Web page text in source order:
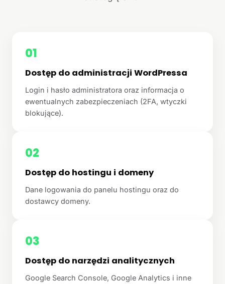
01
Dostęp do administracji WordPressa
Login i hasło administratora oraz informacja o
ewentualnych zabezpieczeniach (2FA, wtyczki
blokujące).
02
Dostęp do hostingu i domeny
Dane logowania do panelu hostingu oraz do
dostawcy domeny.
03
Dostęp do narzędzi analitycznych
Google Search Console, Google Analytics i inne